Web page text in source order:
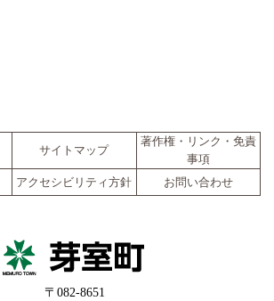
サイトマップ
著作権・リンク・免責
事項
アクセシビリティ方針 お問い合わせ
〒082-8651